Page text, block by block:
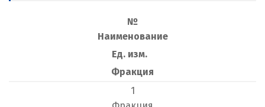
№
Наименование
Ед. изм.
Фракция
1